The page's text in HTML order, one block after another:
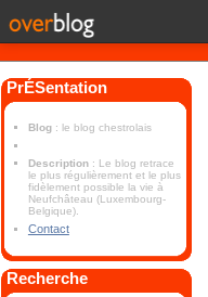
PrÉSentation
Blog : le blog chestrolais
Description : Le blog retrace
le plus régulièrement et le plus
fidèlement possible la vie à
Neufchâteau (Luxembourg-
Belgique).
Contact
Recherche